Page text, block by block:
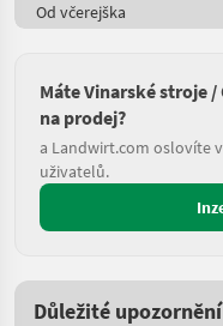
Od včerejška
Máte Vinarské stroje
na prodej?
a Landwirt.com oslovíte
uživatelů.
Důležité upozornění